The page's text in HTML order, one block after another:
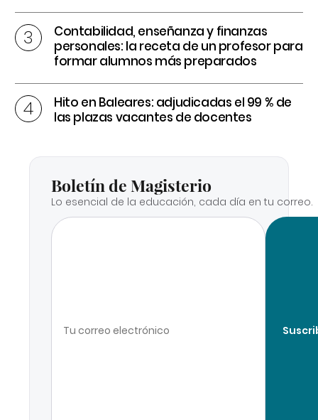
Contabilidad, enseñanza y finanzas
personales: la receta de un profesor para
formar alumnos más preparados
Hito en Baleares: adjudicadas el 99 % de
las plazas vacantes de docentes
Boletín de Magisterio
Lo esencial de la educación, cada día en tu correo.